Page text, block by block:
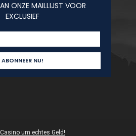
ONZE MAILLIJST VOOR
EXCLUSIEF
um echtes Geld!